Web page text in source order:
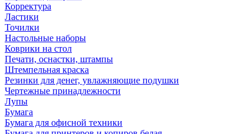
Корректура
Ластики
Точилки
Настольные наборы
Коврики на стол
Печати, оснастки, штампы
Штемпельная краска
Резинки для денег, увлажняющие подушки
Чертежные принадлежности
Лупы
Бумага
Бумага для офисной техники